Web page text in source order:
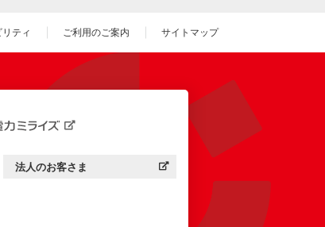
ティ ご利用のご案内 サイトマップ
中部電力ミライズ：
法人のお客さま
（新しいウィンドウを開きます）